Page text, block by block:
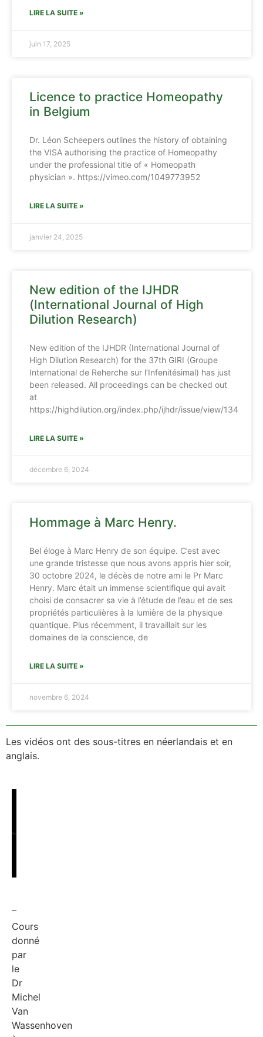
LIRE LA SUITE »
juin 17, 2025
Licence to practice Homeopathy
in Belgium
Dr. Léon Scheepers outlines the history of obtaining
the VISA authorising the practice of Homeopathy
under the professional title of « Homeopath
physician ». https://vimeo.com/1049773952
LIRE LA SUITE »
janvier 24, 2025
New edition of the IJHDR
(International Journal of High
Dilution Research)
New edition of the IJHDR (International Journal of
High Dilution Research) for the 37th GIRI (Groupe
International de Reherche sur l’Infenitésimal) has just
been released. All proceedings can be checked out
at
https://highdilution.org/index.php/ijhdr/issue/view/134
LIRE LA SUITE »
décembre 6, 2024
Hommage à Marc Henry.
Bel éloge à Marc Henry de son équipe. C’est avec
une grande tristesse que nous avons appris hier soir,
30 octobre 2024, le décès de notre ami le Pr Marc
Henry. Marc était un immense scientifique qui avait
choisi de consacrer sa vie à l’étude de l’eau et de ses
propriétés particulières à la lumière de la physique
quantique. Plus récemment, il travaillait sur les
domaines de la conscience, de
LIRE LA SUITE »
novembre 6, 2024
Les vidéos ont des sous-titres en néerlandais et en
anglais.
Cours
donné
par
le
Dr
Michel
Van
Wassenhoven